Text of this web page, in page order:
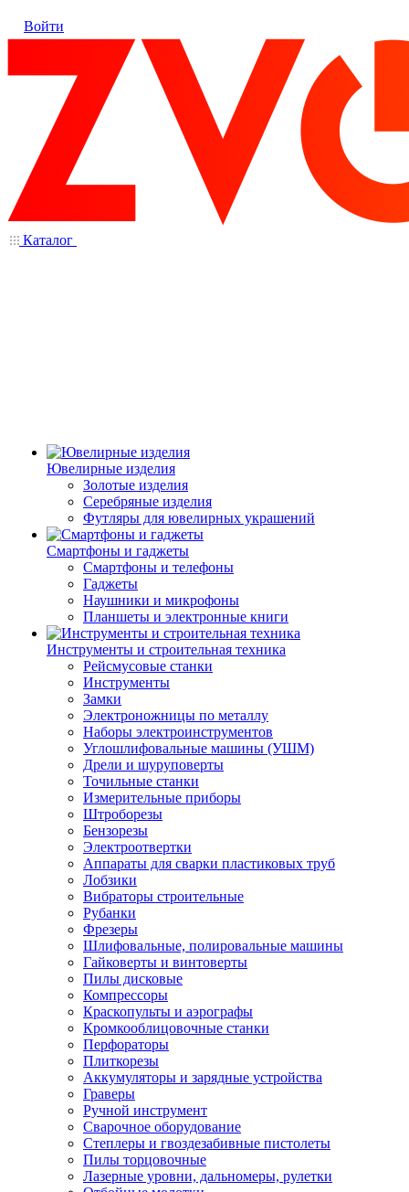
Войти
Каталог
Ювелирные изделия
Золотые изделия
Серебряные изделия
Футляры для ювелирных украшений
Смартфоны и гаджеты
Смартфоны и телефоны
Гаджеты
Наушники и микрофоны
Планшеты и электронные книги
Инструменты и строительная техника
Рейсмусовые станки
Инструменты
Замки
Электроножницы по металлу
Наборы электроинструментов
Углошлифовальные машины (УШМ)
Дрели и шуруповерты
Точильные станки
Измерительные приборы
Штроборезы
Бензорезы
Электроотвертки
Аппараты для сварки пластиковых труб
Лобзики
Вибраторы строительные
Рубанки
Фрезеры
Шлифовальные, полировальные машины
Гайковерты и винтоверты
Пилы дисковые
Компрессоры
Краскопульты и аэрографы
Кромкооблицовочные станки
Перфораторы
Плиткорезы
Аккумуляторы и зарядные устройства
Граверы
Ручной инструмент
Сварочное оборудование
Степлеры и гвоздезабивные пистолеты
Пилы торцовочные
Лазерные уровни, дальномеры, рулетки